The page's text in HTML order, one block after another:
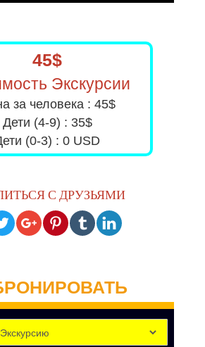
45$
Экскурсии
за человека : 45$
Дети (4-9) : 35$
(0-3) : 0 USD
С ДРУЗЬЯМИ